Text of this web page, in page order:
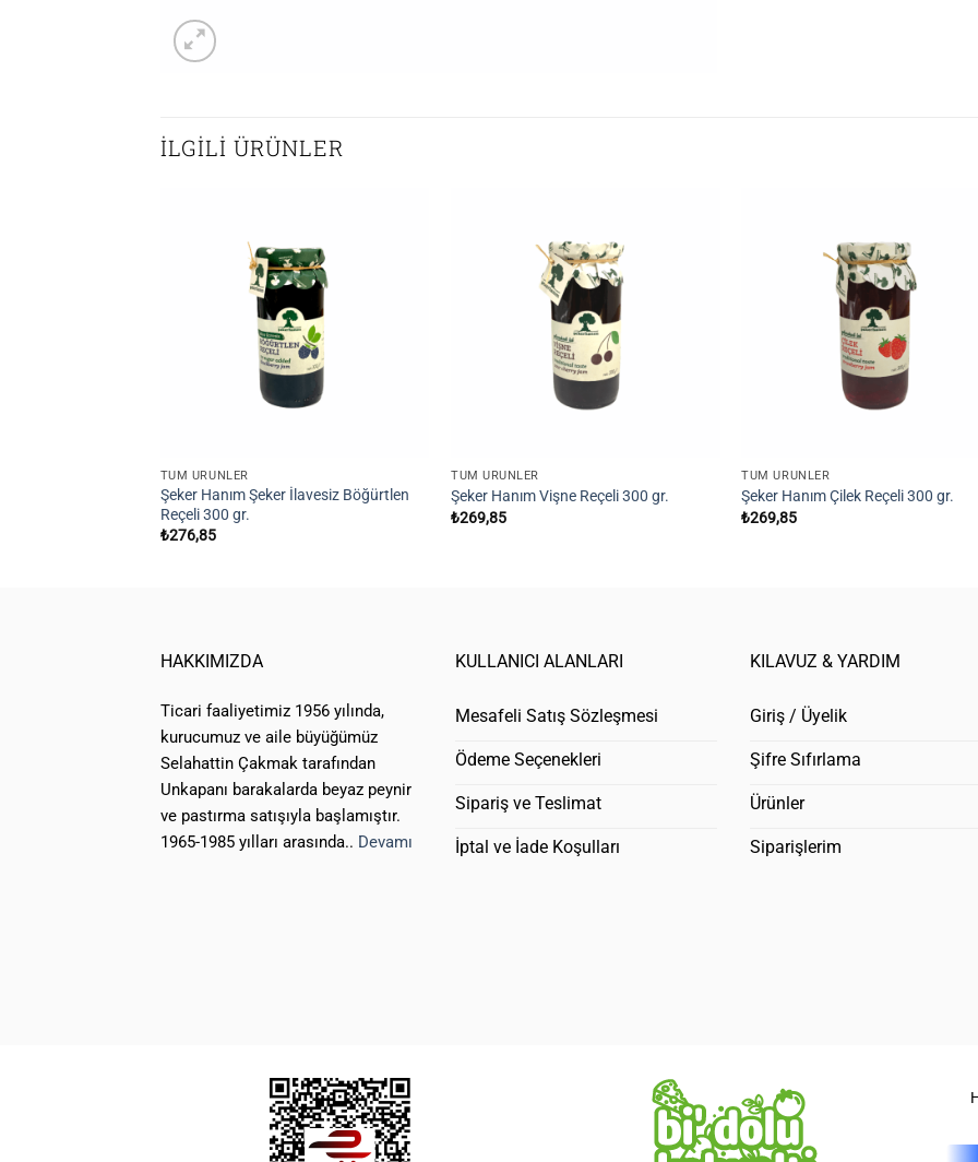
İLGILI ÜRÜNLER
TÜM ÜRÜNLER
Şeker Hanım Şeker İlavesiz Böğürtlen
Reçeli 300 gr.
₺276,85
TÜM ÜRÜNLER
Şeker Hanım Vişne Reçeli 300 gr.
₺269,85
TÜM ÜRÜNLER
Şeker Hanım Çilek Reçeli 300 gr.
₺269,85
HAKKIMIZDA
Ticari faaliyetimiz 1956 yılında,
kurucumuz ve aile büyüğümüz
Selahattin Çakmak tarafından
Unkapanı barakalarda beyaz peynir
ve pastırma satışıyla başlamıştır.
1965-1985 yılları arasında.. Devamı
KULLANICI ALANLARI
Mesafeli Satış Sözleşmesi
Ödeme Seçenekleri
Sipariş ve Teslimat
İptal ve İade Koşulları
KILAVUZ & YARDIM
Giriş / Üyelik
Şifre Sıfırlama
Ürünler
Siparişlerim